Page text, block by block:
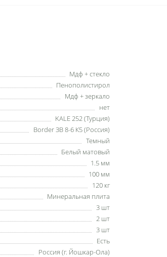
Мдф + стекло
Пенополистирол
Мдф + зеркало
нет
KALE 252 (Турция)
Border ЗВ 8-6 К5 (Россия)
Темный
Белый матовый
1.5 мм
100 мм
120 кг
Минеральная плита
3 шт
2 шт
3 шт
Есть
Россия (г. Йошкар-Ола)